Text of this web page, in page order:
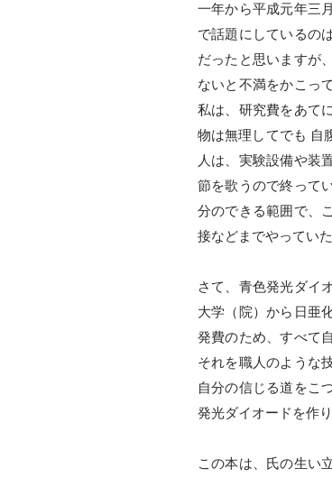
一年から平成元年三
で話題にしているの
だったと思いますが
ないと不満をかこっ
私は、研究費をあて
物は無理してでも 自
人は、実験設備や装
節を歌うので終って
分のできる範囲で、
接などまでやってい
さて、青色発光ダイ
大学（院）から日亜
発費のため、すべて
それを職人のような
自分の信じる道をこ
発光ダイオードを作
この本は、氏の生い